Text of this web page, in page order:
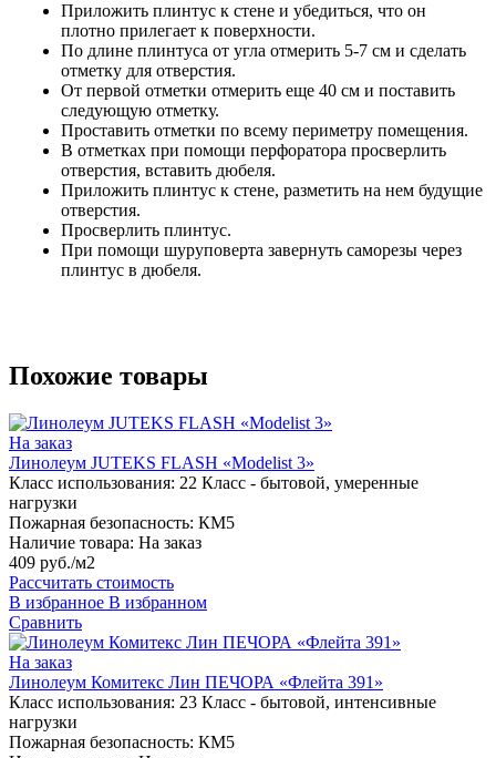
Приложить плинтус к стене и убедиться, что он
плотно прилегает к поверхности.
По длине плинтуса от угла отмерить 5-7 см и сделать
отметку для отверстия.
От первой отметки отмерить еще 40 см и поставить
следующую отметку.
Проставить отметки по всему периметру помещения.
В отметках при помощи перфоратора просверлить
отверстия, вставить дюбеля.
Приложить плинтус к стене, разметить на нем будущие
отверстия.
Просверлить плинтус.
При помощи шуруповерта завернуть саморезы через
плинтус в дюбеля.
Похожие товары
На заказ
Линолеум JUTEKS FLASH «Modelist 3»
Класс использования: 22 Класс - бытовой, умеренные
нагрузки
Пожарная безопасность: КМ5
Наличие товара: На заказ
409 руб./м2
Рассчитать стоимость
В избранное В избранном
Сравнить
На заказ
Линолеум Комитекс Лин ПЕЧОРА «Флейта 391»
Класс использования: 23 Класс - бытовой, интенсивные
нагрузки
Пожарная безопасность: КМ5